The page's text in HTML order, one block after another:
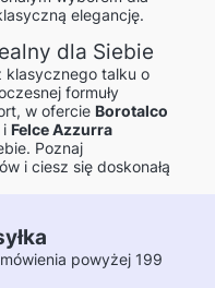
elegancję.
dla Siebie
klasycznego talku o
formuły
w ofercie Borotalco
i Felce Azzurra
Poznaj
i ciesz się doskonałą
powyżej 199